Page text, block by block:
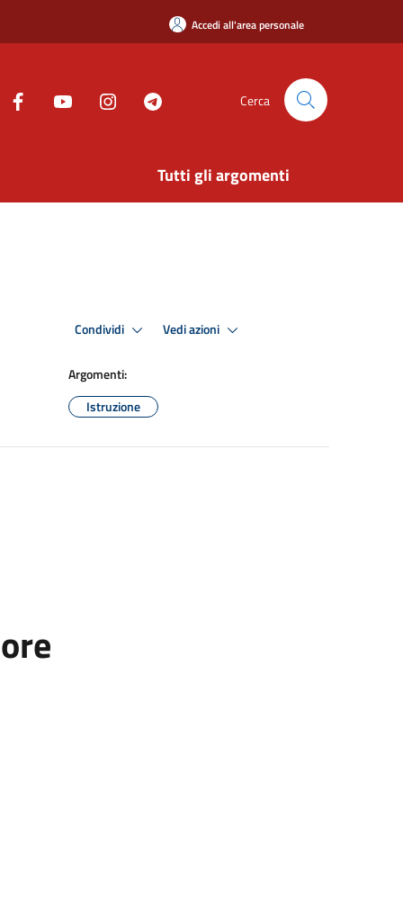
Accedi all'area personale
Cerca
Tutti gli argomenti
Condividi Vedi azioni
Argomenti:
Istruzione